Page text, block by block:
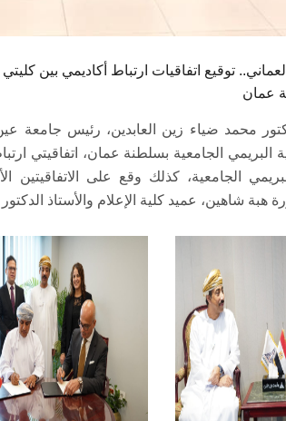
توقيع اتفاقيات ارتباط أكاديمي بين
عمان
محمد ضياء زين العابدين، رئيس
البريمي الجامعية بسلطنة عمان، اتفاقيتي
الجامعية، كذلك وقع على الاتفاقيتين
هبة شاهين، عميد كلية الإعلام والأستاذ